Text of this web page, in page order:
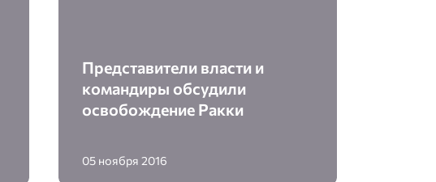
Представители власти и
командиры обсудили
освобождение Ракки
05 ноября 2016